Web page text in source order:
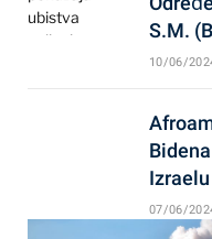
S.M.
10/06/
07/06/